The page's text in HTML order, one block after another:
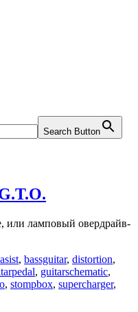
Search Button
или ламповый овердрайв-
, bassguitar, distortion,
, guitarschematic,
, stompbox, supercharger,